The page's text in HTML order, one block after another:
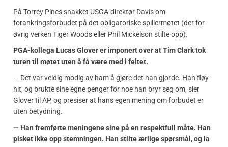
På Torrey Pines snakket USGA-direktør Davis om
forankringsforbudet på det obligatoriske spillermøtet (der for
øvrig verken Tiger Woods eller Phil Mickelson stilte opp).
PGA-kollega Lucas Glover er imponert over at Tim Clark tok
turen til møtet uten å få være med i feltet.
— Det var veldig modig av ham å gjøre det han gjorde. Han fløy
hit, og brukte sine egne penger for noe han bryr seg om, sier
Glover til AP, og presiser at hans egen mening om forbudet er
uten betydning.
— Han fremførte meningene sine på en respektfull måte. Han
pisket ikke opp stemningen. Han stilte ærlige spørsmål, og la